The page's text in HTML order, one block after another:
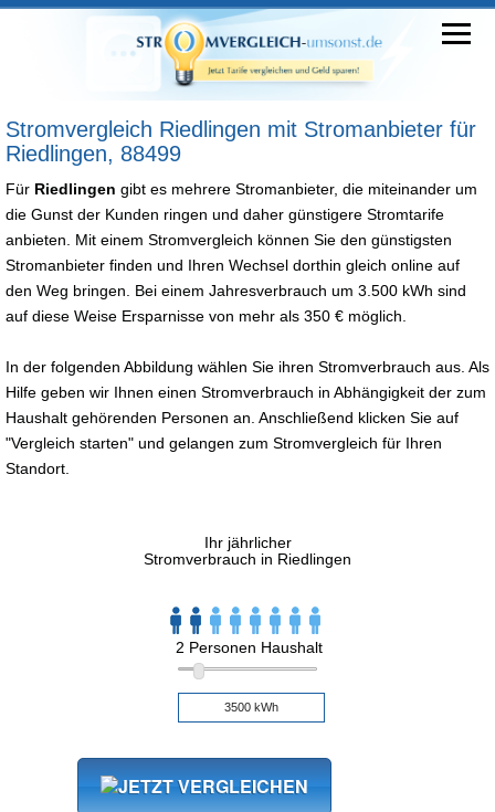
Stromvergleich Riedlingen mit Stromanbieter für
Riedlingen, 88499
Für Riedlingen gibt es mehrere Stromanbieter, die miteinander um
die Gunst der Kunden ringen und daher günstigere Stromtarife
anbieten. Mit einem Stromvergleich können Sie den günstigsten
Stromanbieter finden und Ihren Wechsel dorthin gleich online auf
den Weg bringen. Bei einem Jahresverbrauch um 3.500 kWh sind
auf diese Weise Ersparnisse von mehr als 350 € möglich.
In der folgenden Abbildung wählen Sie ihren Stromverbrauch aus. Als
Hilfe geben wir Ihnen einen Stromverbrauch in Abhängigkeit der zum
Haushalt gehörenden Personen an. Anschließend klicken Sie auf
"Vergleich starten" und gelangen zum Stromvergleich für Ihren
Standort.
Ihr jährlicher
Stromverbrauch in Riedlingen
2 Personen Haushalt